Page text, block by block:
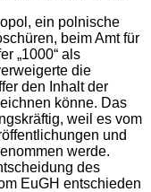
ein polnische
beim Amt für
„1000“ als
die
den Inhalt der
könne. Das
weil es vom
und
werde.
des
EuGH entschieden